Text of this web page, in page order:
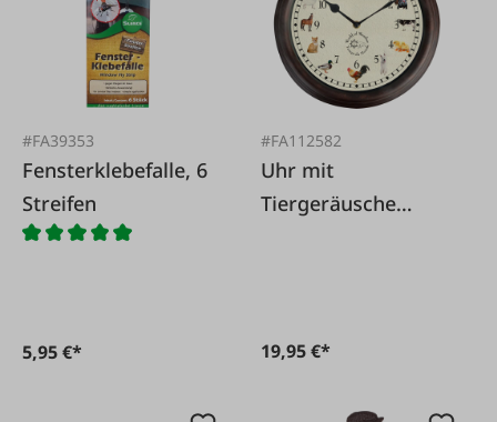
#FA39353
Fensterklebefalle, 6
Streifen
5,95 €*
#FA112582
Uhr mit
Tiergeräusche
19,95 €*